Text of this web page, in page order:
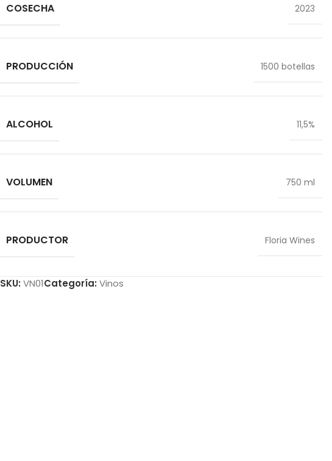
COSECHA 2023
PRODUCCIÓN 1500 botellas
ALCOHOL 11,5%
VOLUMEN 750 ml
PRODUCTOR Floria Wines
SKU: VN01Categoría: Vinos